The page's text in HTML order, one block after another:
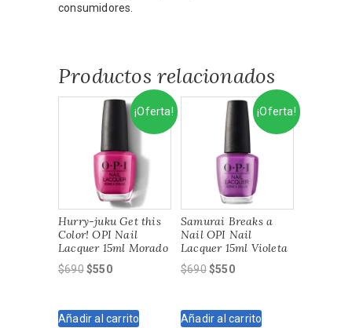
consumidores.
Productos relacionados
¡Oferta!
Hurry-juku Get this
Color! OPI Nail
Lacquer 15ml Morado
$690El
era:
$550El
es:
Añadir al carrito
¡Oferta!
Samurai Breaks a
Nail OPI Nail
Lacquer 15ml Violeta
$690El
era:
$550El
es:
Añadir al carrito